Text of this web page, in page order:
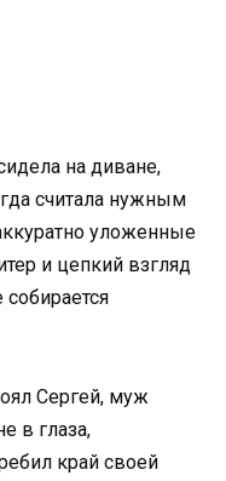
на диване,
считала нужным
уложенные
и цепкий взгляд
Сергей, муж
в глаза,
край своей